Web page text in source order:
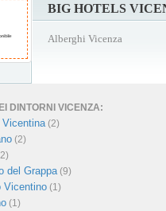
BIG HOTELS
Alberghi Vicenza
DINTORNI VICENZA:
Vicentina(2)
(2)
del Grappa(9)
Vicentino (1)
(1)